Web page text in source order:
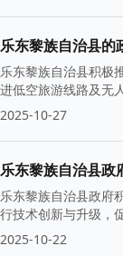
乐东黎族自治县的
乐东黎族自治县积极
进低空旅游线路及无
2025-10-27
乐东黎族自治县政
乐东黎族自治县政府
行技术创新与升级，
2025-10-22